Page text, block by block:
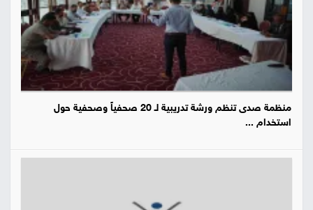
منظمة صدى تنظم ورشة تدريبية لـ 20 صحفياً وصحفية حول
استخدام ...